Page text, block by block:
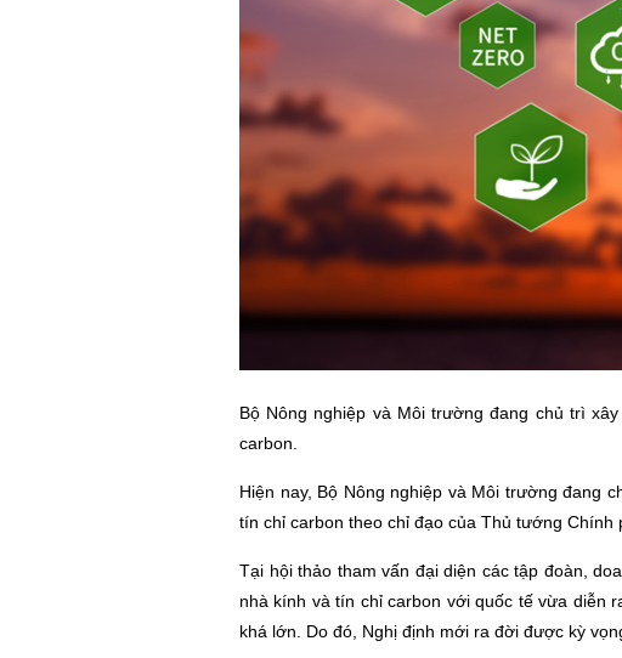
Bộ Nông nghiệp và Môi trường đang chủ trì
carbon.
Hiện nay, Bộ Nông nghiệp và Môi trường đang
tín chỉ carbon theo chỉ đạo của Thủ tướng Chính
Tại hội thảo tham vấn đại diện các tập đoàn,
nhà kính và tín chỉ carbon với quốc tế vừa diễn
khá lớn. Do đó, Nghị định mới ra đời được kỳ